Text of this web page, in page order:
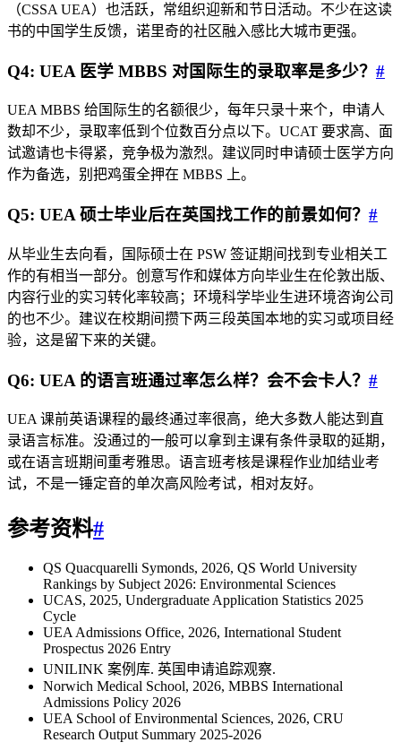
（CSSA UEA）也活跃，常组织迎新和节日活动。不少在这读
书的中国学生反馈，诺里奇的社区融入感比大城市更强。
Q4: UEA 医学 MBBS 对国际生的录取率是多少？ #
UEA MBBS 给国际生的名额很少，每年只录十来个，申请人
数却不少，录取率低到个位数百分点以下。UCAT 要求高、面
试邀请也卡得紧，竞争极为激烈。建议同时申请硕士医学方向
作为备选，别把鸡蛋全押在 MBBS 上。
Q5: UEA 硕士毕业后在英国找工作的前景如何？ #
从毕业生去向看，国际硕士在 PSW 签证期间找到专业相关工
作的有相当一部分。创意写作和媒体方向毕业生在伦敦出版、
内容行业的实习转化率较高；环境科学毕业生进环境咨询公司
的也不少。建议在校期间攒下两三段英国本地的实习或项目经
验，这是留下来的关键。
Q6: UEA 的语言班通过率怎么样？会不会卡人？ #
UEA 课前英语课程的最终通过率很高，绝大多数人能达到直
录语言标准。没通过的一般可以拿到主课有条件录取的延期，
或在语言班期间重考雅思。语言班考核是课程作业加结业考
试，不是一锤定音的单次高风险考试，相对友好。
参考资料#
QS Quacquarelli Symonds, 2026, QS World University
Rankings by Subject 2026: Environmental Sciences
UCAS, 2025, Undergraduate Application Statistics 2025
Cycle
UEA Admissions Office, 2026, International Student
Prospectus 2026 Entry
UNILINK 案例库. 英国申请追踪观察.
Norwich Medical School, 2026, MBBS International
Admissions Policy 2026
UEA School of Environmental Sciences, 2026, CRU
Research Output Summary 2025-2026